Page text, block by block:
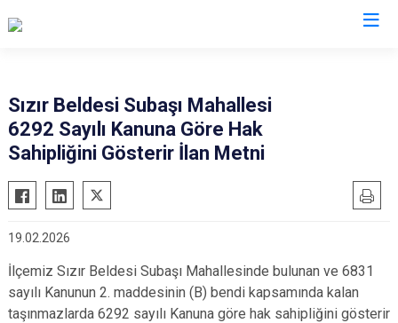
Akıncılar
Altınyayla
Divriği
Gölova
Gürün
İmranlı
Ulaş
Yıldızeli
Sızır Beldesi Subaşı Mahallesi
6292 Sayılı Kanuna Göre Hak
Sahipliğini Gösterir İlan Metni
19.02.2026
İlçemiz Sızır Beldesi Subaşı Mahallesinde bulunan ve 6831
sayılı Kanunun 2. maddesinin (B) bendi kapsamında kalan
taşınmazlarda 6292 sayılı Kanuna göre hak sahipliğini gösterir